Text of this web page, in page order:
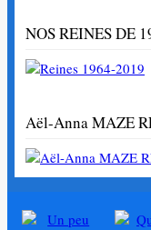
NOS REINES DE
Aël-Anna MAZE